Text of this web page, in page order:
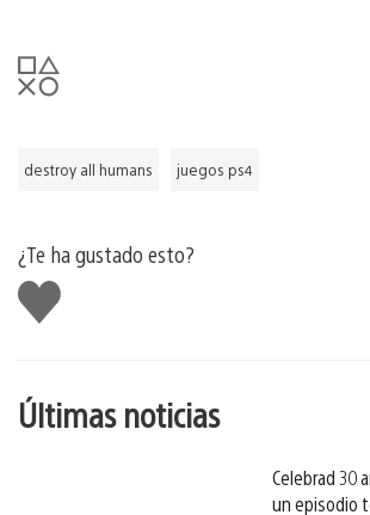
destroy all humans juegos ps4
¿Te ha gustado esto?
Me
gusta
esto
Últimas noticias
Celebrad 30
un episodio